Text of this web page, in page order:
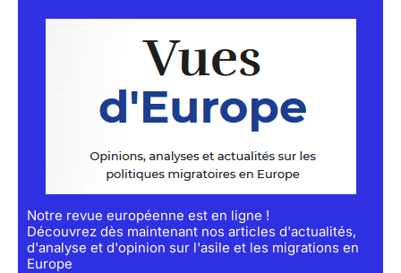
Notre revue européenne est en ligne !
Découvrez dès maintenant nos articles d'actualités,
d'analyse et d'opinion sur l'asile et les migrations en
Europe